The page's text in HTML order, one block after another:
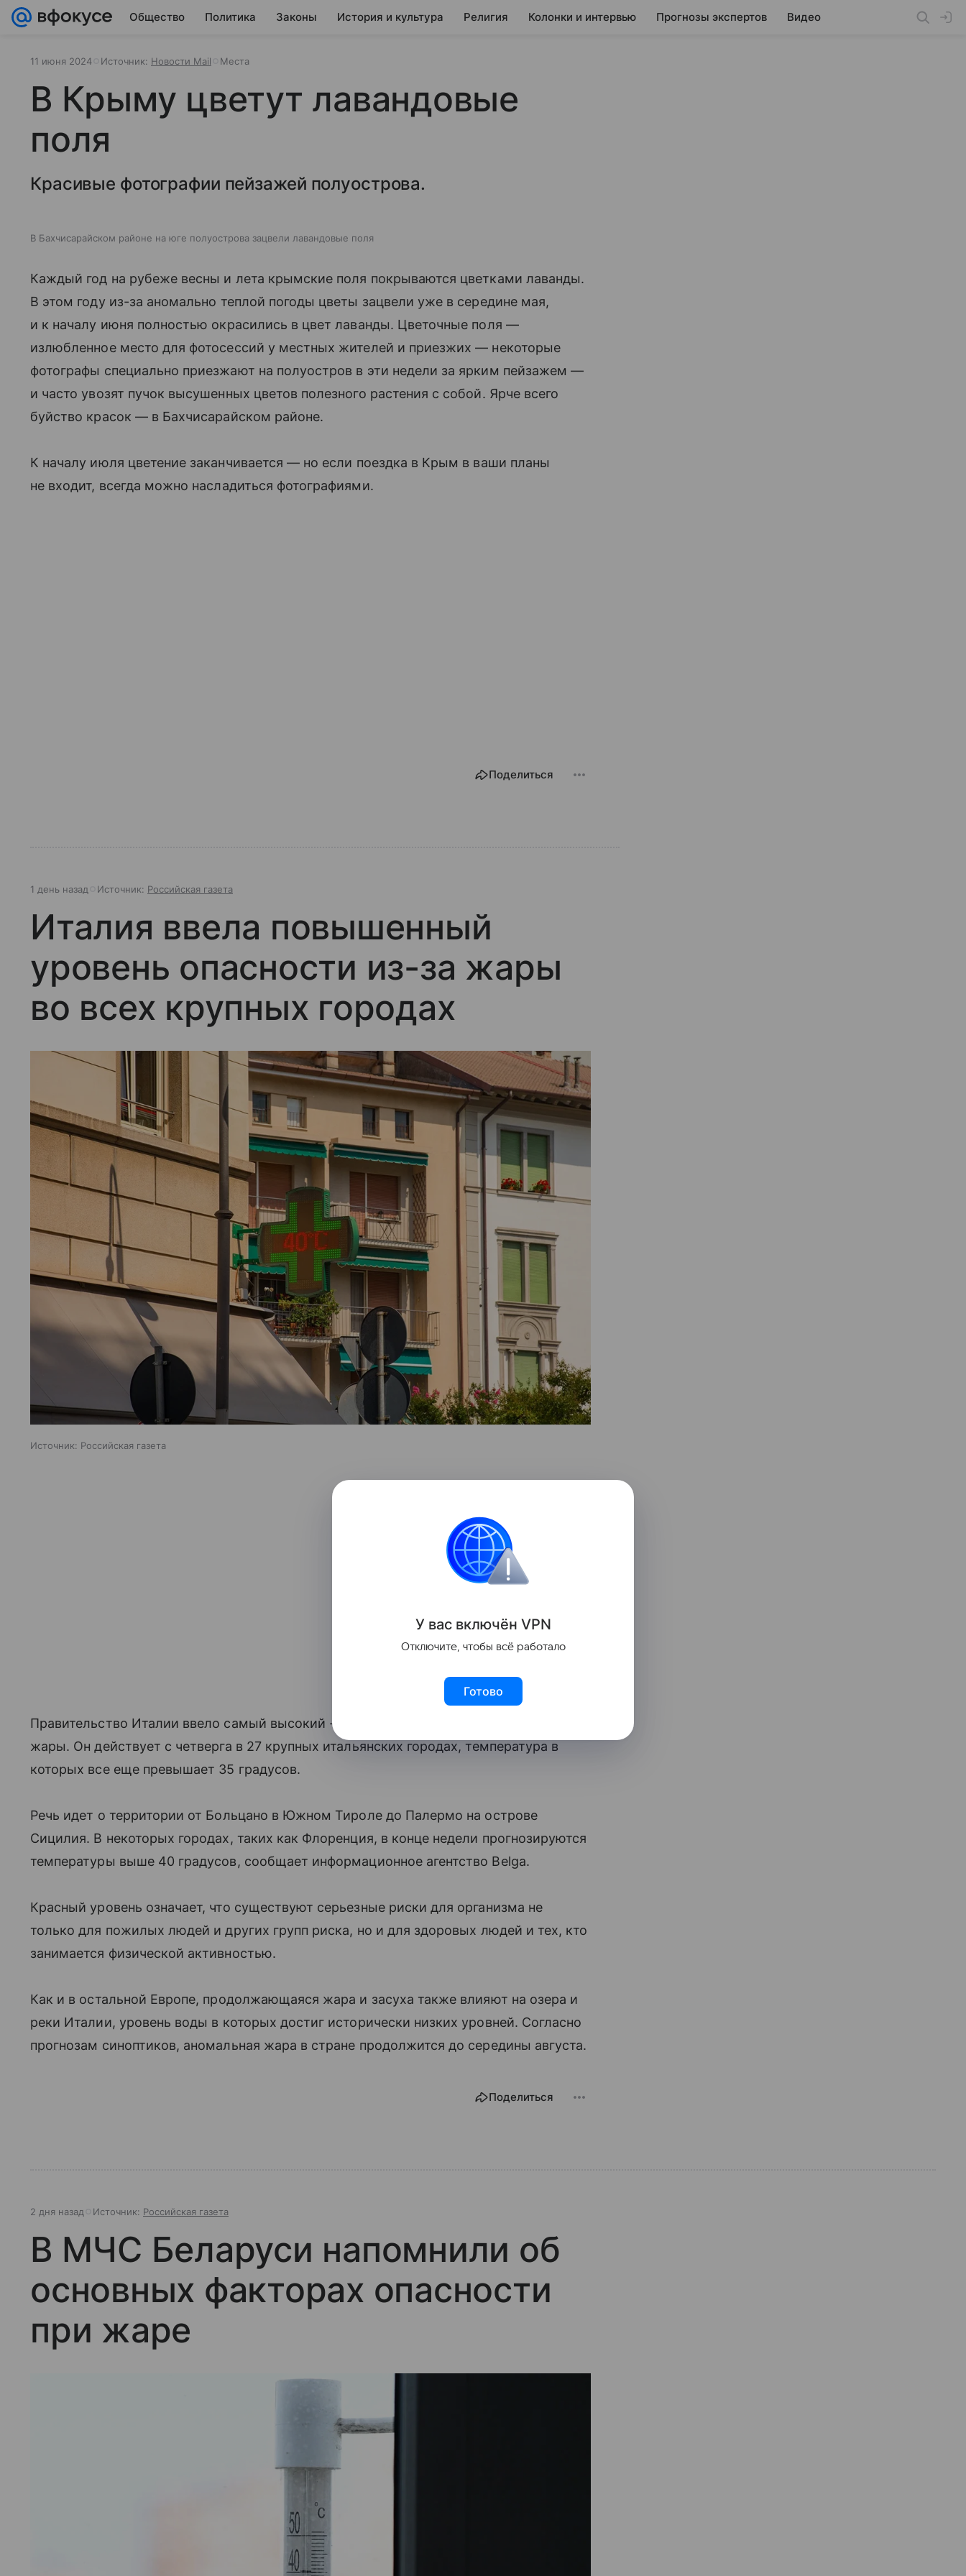
Общество Политика Законы История и культура Религия Колонки и интервью Прогнозы экспертов Видео
11 июня 2024 Источник: Новости Mail Места
В Крыму цветут лавандовые
поля
Красивые фотографии пейзажей полуострова.
В Бахчисарайском районе на юге полуострова зацвели лавандовые поля
Каждый год на рубеже весны и лета крымские поля покрываются цветками лаванды.
В этом году из-за аномально теплой погоды цветы зацвели уже в середине мая,
и к началу июня полностью окрасились в цвет лаванды. Цветочные поля —
излюбленное место для фотосессий у местных жителей и приезжих — некоторые
фотографы специально приезжают на полуостров в эти недели за ярким пейзажем —
и часто увозят пучок высушенных цветов полезного растения с собой. Ярче всего
буйство красок — в Бахчисарайском районе.
К началу июля цветение заканчивается — но если поездка в Крым в ваши планы
не входит, всегда можно насладиться фотографиями.
Поделиться
1 день назад Источник: Российская газета
Италия ввела повышенный
уровень опасности из-за жары
во всех крупных городах
Источник: Российская газета
Правительство Италии ввело самый высокий - красный - уровень опасности из-за
жары. Он действует с четверга в 27 крупных итальянских городах, температура в
которых все еще превышает 35 градусов.
Речь идет о территории от Больцано в Южном Тироле до Палермо на острове
Сицилия. В некоторых городах, таких как Флоренция, в конце недели прогнозируются
температуры выше 40 градусов, сообщает информационное агентство Belga.
Красный уровень означает, что существуют серьезные риски для организма не
только для пожилых людей и других групп риска, но и для здоровых людей и тех, кто
занимается физической активностью.
Как и в остальной Европе, продолжающаяся жара и засуха также влияют на озера и
реки Италии, уровень воды в которых достиг исторически низких уровней. Согласно
прогнозам синоптиков, аномальная жара в стране продолжится до середины августа.
Поделиться
2 дня назад Источник: Российская газета
В МЧС Беларуси напомнили об
основных факторах опасности
при жаре
У вас включён VPN
Отключите, чтобы всё работало
Готово